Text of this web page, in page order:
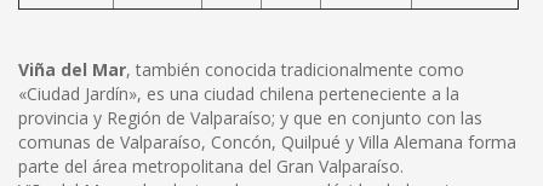
Viña del Mar, también conocida tradicionalmente como
«Ciudad Jardín», es una ciudad chilena perteneciente a la
provincia y Región de Valparaíso; y que en conjunto con las
comunas de Valparaíso, Concón, Quilpué y Villa Alemana forma
parte del área metropolitana del Gran Valparaíso.